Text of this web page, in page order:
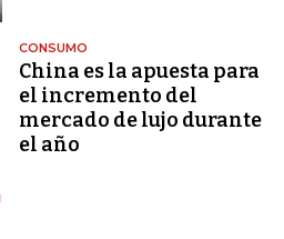
CONSUMO
China es la apuesta para
el incremento del
mercado de lujo durante
el año